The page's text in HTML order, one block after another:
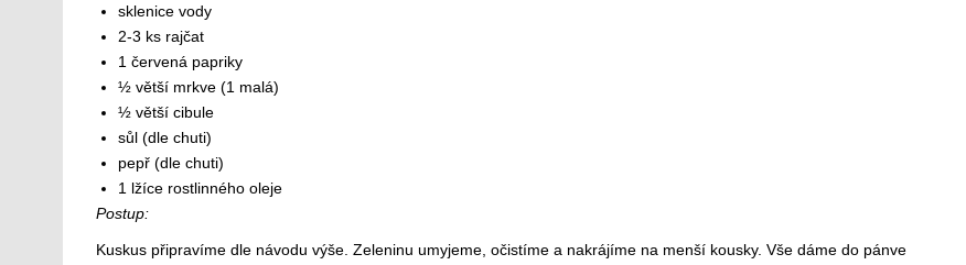
sklenice vody
2-3 ks rajčat
1 červená papriky
½ větší mrkve (1 malá)
½ větší cibule
sůl (dle chuti)
pepř (dle chuti)
1 lžíce rostlinného oleje
Postup:
Kuskus připravíme dle návodu výše. Zeleninu umyjeme, očistíme a nakrájíme na menší kousky. Vše dáme do pánve